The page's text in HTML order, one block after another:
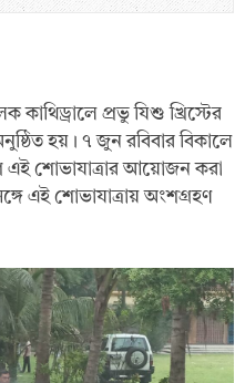
কাথিড্রালে প্রভু যিশু খ্রিস্টের
হয়। ৭ জুন রবিবার বিকালে
এই শোভাযাত্রার আয়োজন করা
এই শোভাযাত্রায় অংশগ্রহণ